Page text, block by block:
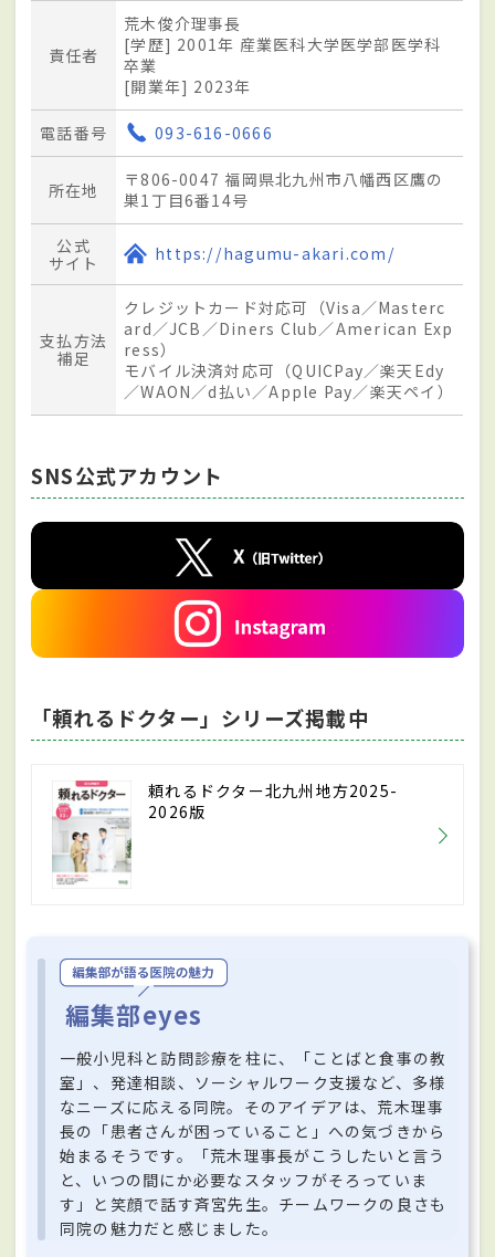
責任者
荒木俊介理事長
[学歴] 2001年 産業医科大学医学部医学科
卒業
[開業年] 2023年
電話番号 093-616-0666
所在地
〒806-0047 福岡県北九州市八幡西区鷹の
巣1丁目6番14号
公式
サイト
https://hagumu-akari.com/
支払方法
補足
クレジットカード対応可（Visa／Masterc
ard／JCB／Diners Club／American Exp
ress）
モバイル決済対応可（QUICPay／楽天Edy
／WAON／d払い／Apple Pay／楽天ペイ）
SNS公式アカウント
「頼れるドクター」シリーズ掲載中
頼れるドクター北九州地方2025-
2026版
編集部eyes
一般小児科と訪問診療を柱に、「ことばと食事の教
室」、発達相談、ソーシャルワーク支援など、多様
なニーズに応える同院。そのアイデアは、荒木理事
長の「患者さんが困っていること」への気づきから
始まるそうです。「荒木理事長がこうしたいと言う
と、いつの間にか必要なスタッフがそろっていま
す」と笑顔で話す斉宮先生。チームワークの良さも
同院の魅力だと感じました。